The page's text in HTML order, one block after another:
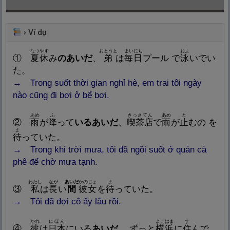
›Ví dụ
① 夏休
なつやす
みのあいだ、 弟
おとうと
は毎 日
まいにち
プール で泳
およ
いでい
た。
→ Trong suốt thời gian nghỉ hè, em trai tôi ngày
nào cũng đi bơi ở bể bơi.
② 雨
あめ
が降
ふ
っているあいだ、 喫茶店
Nghĩa: Tiệm, cửa hàng, cửa
きっさてん
で雨
あめ
が止
と
むの を
待
ま
っていた。
→ Trong khi trời mưa, tôi đã ngồi suốt ở quán cà
phê để chờ mưa tạnh.
③ 私
わたし
は長
TRƯỜNG, TRƯỞNG,
TRƯỚNG
なが
い 間
trong (không gian)
あいだ
彼
phương
女
かのじょ
を待
ま
っていた。
→ Tôi đã đợi cô ấy lâu rồi.
かれ にほん よこはま す